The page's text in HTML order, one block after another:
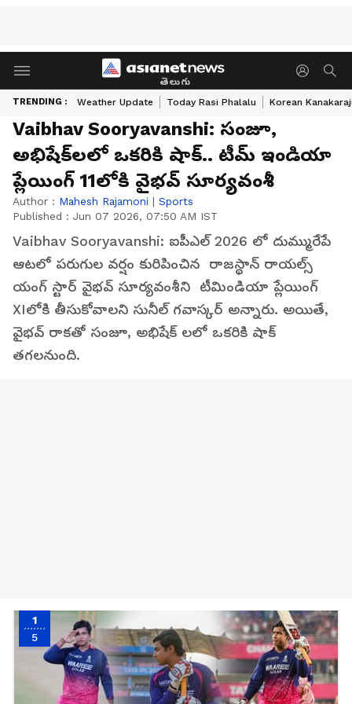
తెలుగు
TRENDING : Weather Update Today Rasi Phalalu Korean
Vaibhav Sooryavanshi: సంజూ,
అభిషేక్‌లలో ఒకరికి షాక్.. టీమ్ ఇండియా
ప్లేయింగ్ 11లోకి వైభవ్ సూర్యవంశీ
Author : Mahesh Rajamoni | Sports
Published : Jun 07 2026, 07:50 AM IST
Vaibhav Sooryavanshi: ఐపీఎల్ 2026 లో దుమ్మురేపే
ఆటలో పరుగుల వర్షం కురిపించిన రాజస్థాన్ రాయల్స్
యంగ్ స్టార్ వైభవ్ సూర్యవంశీని టీమిండియా ప్లేయింగ్
XIలోకి తీసుకోవాలని సునీల్ గవాస్కర్ అన్నారు. అయితే,
వైభవ్ రాకతో సంజూ, అభిషేక్ లలో ఒకరికి షాక్
తగలనుంది.
1
5